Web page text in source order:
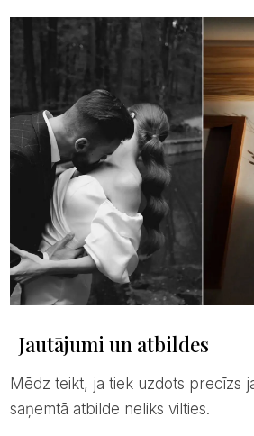
Jautājumi un atbildes
Mēdz teikt, ja tiek uzdots precīzs jautājums, tad
saņemtā atbilde neliks vilties.